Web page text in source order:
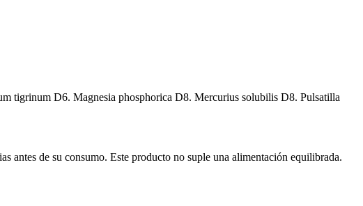
tigrinum D6. Magnesia phosphorica D8. Mercurius solubilis D8. Pulsatilla
antes de su consumo. Este producto no suple una alimentación equilibrada.